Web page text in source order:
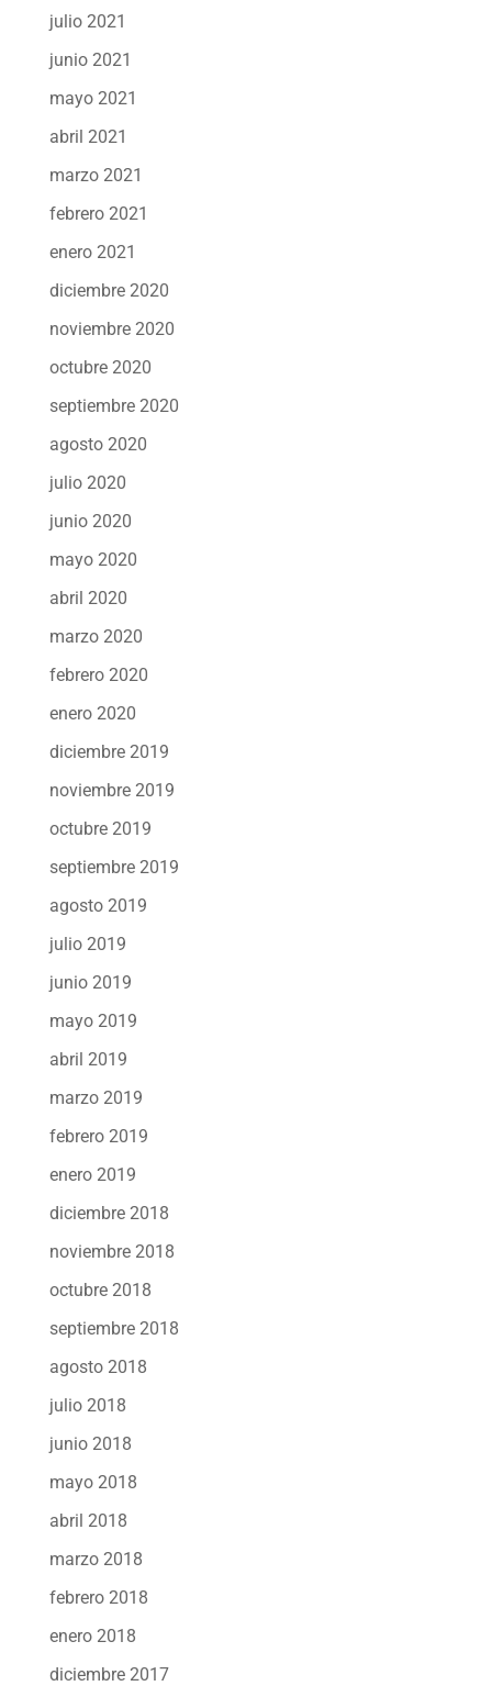
julio 2021
junio 2021
mayo 2021
abril 2021
marzo 2021
febrero 2021
enero 2021
diciembre 2020
noviembre 2020
octubre 2020
septiembre 2020
agosto 2020
julio 2020
junio 2020
mayo 2020
abril 2020
marzo 2020
febrero 2020
enero 2020
diciembre 2019
noviembre 2019
octubre 2019
septiembre 2019
agosto 2019
julio 2019
junio 2019
mayo 2019
abril 2019
marzo 2019
febrero 2019
enero 2019
diciembre 2018
noviembre 2018
octubre 2018
septiembre 2018
agosto 2018
julio 2018
junio 2018
mayo 2018
abril 2018
marzo 2018
febrero 2018
enero 2018
diciembre 2017